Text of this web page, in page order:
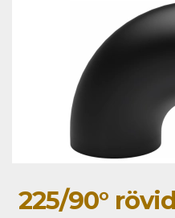
225/90°